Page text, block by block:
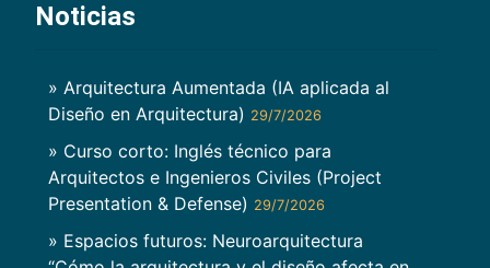
Noticias
» Arquitectura Aumentada (IA aplicada al
Diseño en Arquitectura) 29/7/2026
» Curso corto: Inglés técnico para
Arquitectos e Ingenieros Civiles (Project
Presentation & Defense) 29/7/2026
» Espacios futuros: Neuroarquitectura